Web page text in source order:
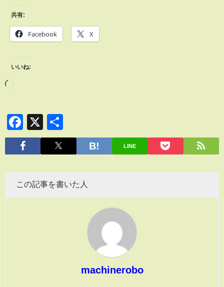
共有:
Facebook X
いいね:
Facebook
X
有
LINE
この記事を書いた人
machinerobo